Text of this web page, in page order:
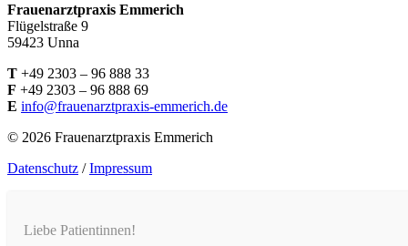
Frauenarztpraxis Emmerich
Flügelstraße 9
59423 Unna
T +49 2303 – 96 888 33
F +49 2303 – 96 888 69
E info@frauenarztpraxis-emmerich.de
© 2026 Frauenarztpraxis Emmerich
Datenschutz /Impressum
Liebe Patientinnen!